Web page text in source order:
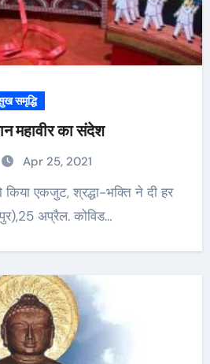
समृद्धि
महावीर का संदेश
Apr 25, 2021
अप्रैल. कोविड…